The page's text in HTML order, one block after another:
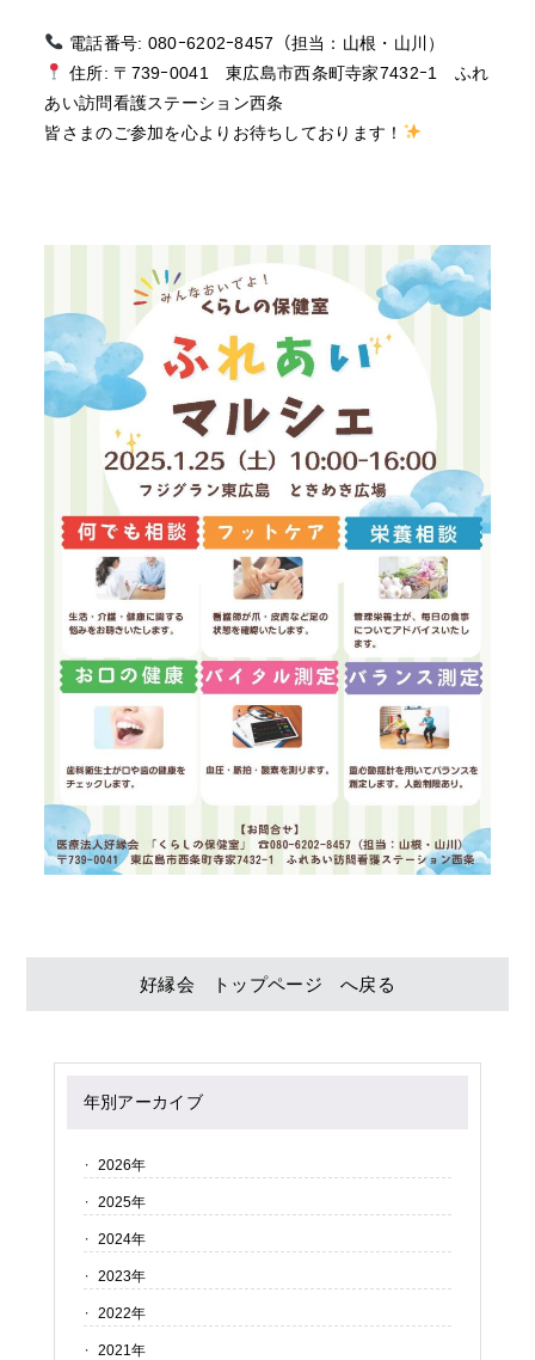
電話番号: 080ｰ6202ｰ8457（担当：山根・山川）
住所: 〒739ｰ0041 東広島市西条町寺家7432ｰ1 ふれ
あい訪問看護ステーション西条
皆さまのご参加を心よりお待ちしております！
好縁会 トップページ へ戻る
年別アーカイブ
2026年
2025年
2024年
2023年
2022年
2021年